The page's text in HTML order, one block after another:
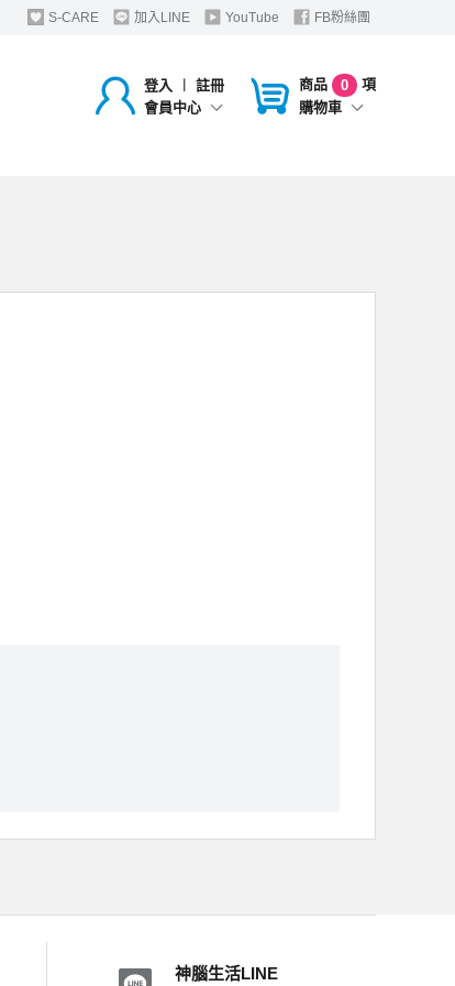
S-CARE 加入LINE YouTube FB粉絲團
登入 ︱
註冊
會員中心
商品 0
項
購物車
神腦生活LINE